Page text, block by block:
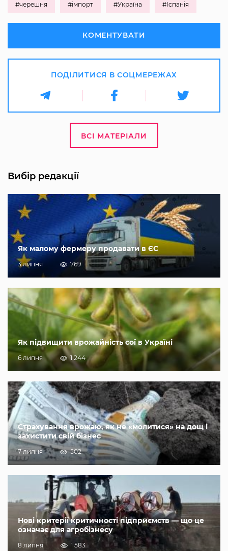
#черешня #імпорт #Україна #Іспанія
КОМЕНТУВАТИ
ПОДІЛИТИСЯ В СОЦМЕРЕЖАХ
ВСІ МАТЕРІАЛИ
Вибір редакції
Як малому фермеру продавати в ЄС
3 липня 769
Як підвищити врожайність сої в Україні
6 липня 1 244
Страхування врожаю, як не «молитися» на дощ і
захистити свій бізнес
7 липня 502
Нові критерії критичності підприємств — що це
означає для агробізнесу
8 липня 1 583